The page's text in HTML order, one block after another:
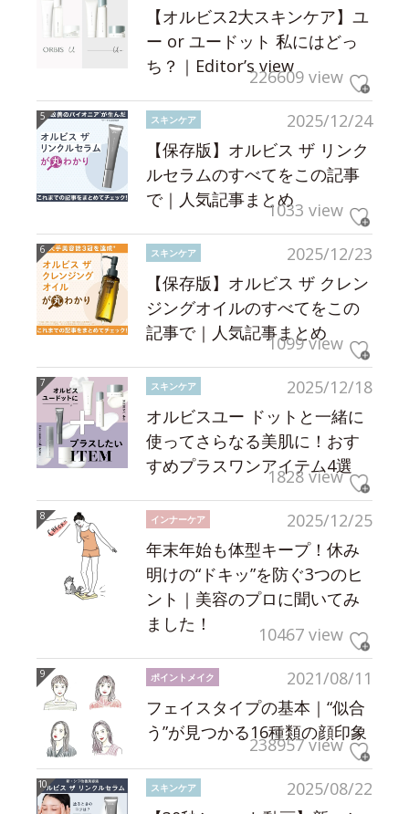
【オルビス2大スキンケア】ユ
ー or ユードット 私にはどっ
ち？｜Editor’s view226609 view
2025/12/24
スキンケア
【保存版】オルビス ザ リンク
ルセラムのすべてをこの記事
で｜人気記事まとめ1033 view
2025/12/23
スキンケア
【保存版】オルビス ザ クレン
ジングオイルのすべてをこの
記事で｜人気記事まとめ
1099 view
2025/12/18
スキンケア
オルビスユー ドットと一緒に
使ってさらなる美肌に！おす
すめプラスワンアイテム4選
1828 view
2025/12/25
インナーケア
年末年始も体型キープ！休み
明けの“ドキッ”を防ぐ3つのヒ
ント｜美容のプロに聞いてみ
ました！
10467 view
2021/08/11
ポイントメイク
フェイスタイプの基本｜“似合
う”が見つかる16種類の顔印象
238957 view
2025/08/22
スキンケア